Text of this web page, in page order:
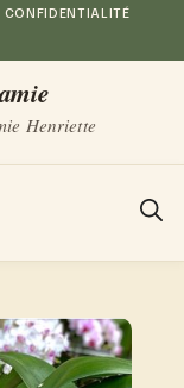
CONFIDENTIALITÉ
Henriette